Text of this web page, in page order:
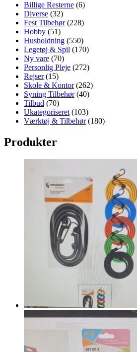
Billige Resterne (6)
Diverse (32)
Fest Tilbehør (228)
Hobby (51)
Husholdning (550)
Legetøj & Spil (170)
Ny vare (70)
Personlig Pleje (272)
Rejser (15)
Skole & Kontor (262)
Syning Tilbehør (40)
Tilbud (70)
Ukategoriseret (103)
Værktøj & Tilbehør (180)
Produkter